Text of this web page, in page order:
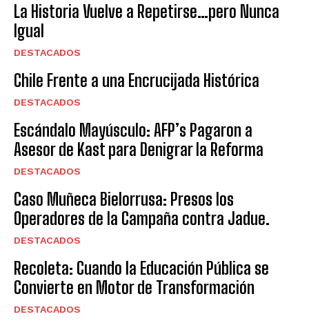
La Historia Vuelve a Repetirse…pero Nunca
Igual
DESTACADOS
Chile Frente a una Encrucijada Histórica
DESTACADOS
Escándalo Mayúsculo: AFP’s Pagaron a
Asesor de Kast para Denigrar la Reforma
DESTACADOS
Caso Muñeca Bielorrusa: Presos los
Operadores de la Campaña contra Jadue.
DESTACADOS
Recoleta: Cuando la Educación Pública se
Convierte en Motor de Transformación
DESTACADOS